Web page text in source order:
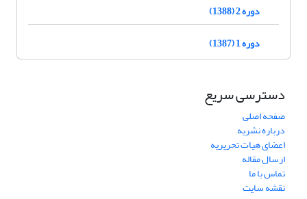
دوره 2 (1388)
دوره 1 (1387)
دسترسی سریع
صفحه اصلی
درباره نشریه
اعضای هیات تحریریه
ارسال مقاله
تماس با ما
نقشه سایت